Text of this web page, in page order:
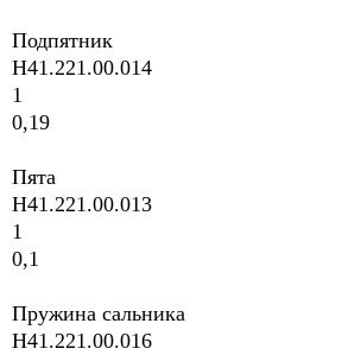
Подпятник
H41.221.00.014
1
0,19
Пята
H41.221.00.013
1
0,1
Пружина сальника
H41.221.00.016